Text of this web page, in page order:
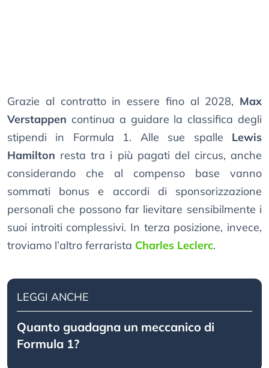
Grazie al contratto in essere fino al 2028, Max
Verstappen continua a guidare la classifica degli
stipendi in Formula 1. Alle sue spalle Lewis
Hamilton resta tra i più pagati del circus, anche
considerando che al compenso base vanno
sommati bonus e accordi di sponsorizzazione
personali che possono far lievitare sensibilmente i
suoi introiti complessivi. In terza posizione, invece,
troviamo l’altro ferrarista Charles Leclerc.
LEGGI ANCHE
Quanto guadagna un meccanico di
Formula 1?